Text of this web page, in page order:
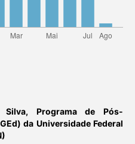
Silva, Programa de Pós-
da Universidade Federal